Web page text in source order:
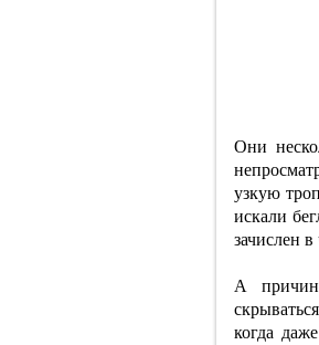
Они
узкую
искали
зачислен
А
когда